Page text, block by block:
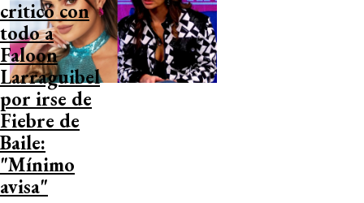
criticó con
todo a
Faloon
Larraguibel
por irse de
Fiebre de
Baile:
"Mínimo
avisa"